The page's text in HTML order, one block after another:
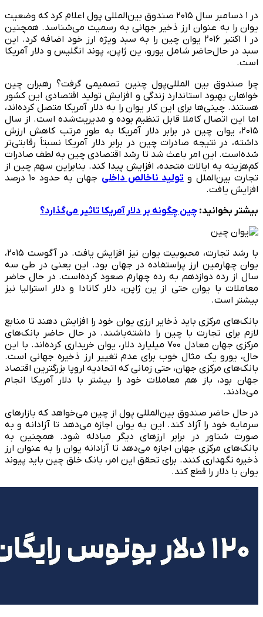
در ۱ دسامبر سال ۲۰۱۵ صندوق بین‌المللی پول اعلام کرد که وضعیت
یوان را به عنوان ارز ذخیر جهانی به رسمیت می‌شناسد. همچنین
در ۱ اکتبر ۲۰۱۶ یوان چین را به سبد ویژه ارز خود اضافه کرد. این
سبد در حال‌حاضر شامل یورو، ین ژاپن، پوند انگلیس و دلار آمریکا
است.
چرا صندوق بین المللی‌پول چنین تصمیمی گرفت؟ رهبران چین
خواهان بهبود استاندارد زندگی و افزایش تولید اقتصادی این کشور
هستند. چینی‌ها برای این کار یوان را به دلار آمریکا متصل کرده‌اند،
اما این اتصال کاملا قابل تنظیم بوده و مدیریت‌شده است. از سال
۲۰۱۵، یوان چین در برابر دلار آمریکا به طور مرتب کاهش ارزش
داشته‌، در نتیجه صادرات چین در برابر دلار آمریکا نسبتاً رقابتی‌تر
شده‌است. این امر باعث شد تا رشد اقتصادی چین به لطف صادرات
کم‌هزینه به ایالات متحده، افزایش پیدا کند. بنابراین سهم چین از
تجارت بین‌الملل وتولید ناخالص داخلی
جهان به حدود ۱۰ درصد
افزایش یافت.
بیشتر بخوانید: چین چگونه بر دلار آمریکا تاثیر می‌گذارد؟
با رشد تجارت، محبوبیت یوان نیز افزایش یافت. در آگوست ۲۰۱۵،
یوان چهارمین ارز پراستفاده در جهان بود. این یعنی در طی سه
سال از رده دوازدهم به رده چهارم صعود کرده‌است. در حال حاضر
معاملات با یوان حتی از ین ژاپن، دلار کانادا و دلار استرالیا نیز
بیشتر است.
بانک‌های مرکزی باید ذخایر ارزی یوان خود را افزایش دهند تا منابع
لازم برای تجارت با چین را داشته‌باشند. در حال حاضر بانک‌های
مرکزی جهان معادل ۷۰۰ میلیارد دلار، یوان خریداری کرده‌اند. با این
حال، یورو یک مثال خوب برای عدم تغییر ارز ذخیره جهانی است.
بانک‌های مرکزی جهان، حتی زمانی که اتحادیه اروپا بزرگترین اقتصاد
جهان بود، باز هم معاملات خود را بیشتر با دلار آمریکا انجام
می‌دادند.
در حال حاضر صندوق بین‌المللی پول از چین می‌خواهد که بازارهای
سرمایه خود را آزاد کند. این به یوان اجازه‌ می‌دهد تا آزادانه و به
صورت شناور در برابر ارزهای دیگر مبادله شود. همچنین به
بانک‌های مرکزی جهان اجازه می‌دهد تا آزادانه یوان را به عنوان ارز
ذخیره نگهداری کنند. برای تحقق این امر، بانک خلق چین باید پیوند
یوان با دلار را قطع کند.